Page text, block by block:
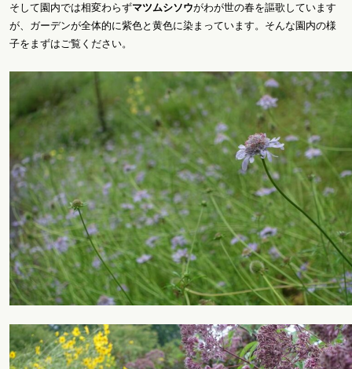
そして園内では相変わらずマツムシソウがわが世の春を謳歌しています
が、ガーデンが全体的に紫色と黄色に染まっています。そんな園内の様
子をまずはご覧ください。